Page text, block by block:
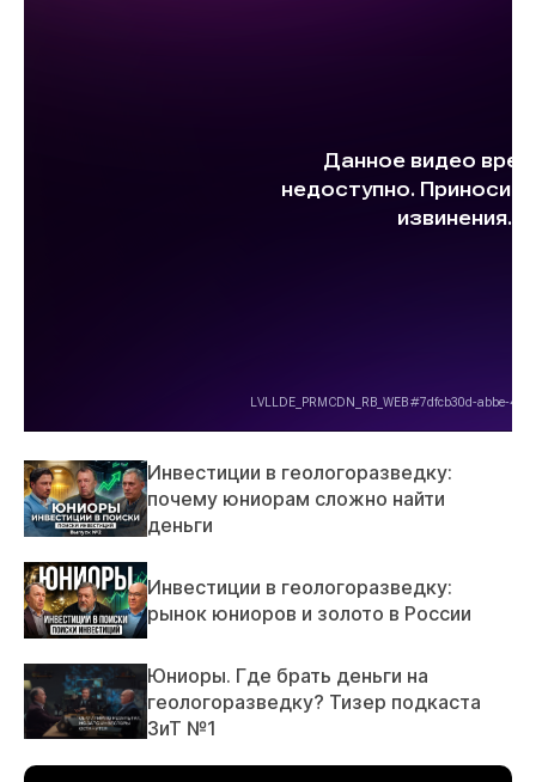
Инвестиции в геологоразведку:
почему юниорам сложно найти
деньги
Инвестиции в геологоразведку:
рынок юниоров и золото в России
Юниоры. Где брать деньги на
геологоразведку? Тизер подкаста
ЗиТ №1